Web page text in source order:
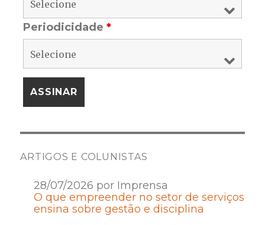
Periodicidade*
ARTIGOS E COLUNISTAS
28/07/2026 por Imprensa
O que empreender no setor de serviços
ensina sobre gestão e disciplina